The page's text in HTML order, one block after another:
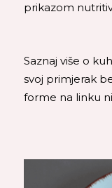
prikazom
Saznaj više o
svoj primjerak
forme na linku